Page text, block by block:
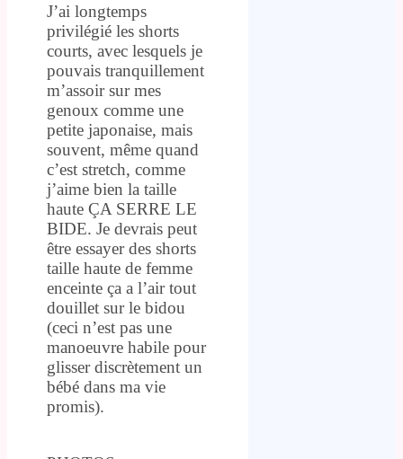
J’ai longtemps
privilégié les shorts
courts, avec lesquels je
pouvais tranquillement
m’assoir sur mes
genoux comme une
petite japonaise, mais
souvent, même quand
c’est stretch, comme
j’aime bien la taille
haute ÇA SERRE LE
BIDE. Je devrais peut
être essayer des shorts
taille haute de femme
enceinte ça a l’air tout
douillet sur le bidou
(ceci n’est pas une
manoeuvre habile pour
glisser discrètement un
bébé dans ma vie
promis).